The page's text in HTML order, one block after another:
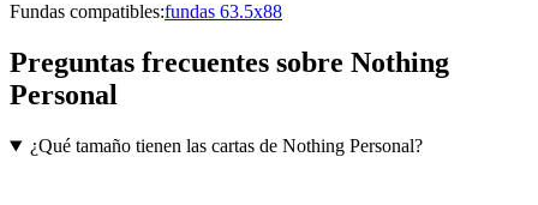
Fundas compatibles:fundas 63.5x88
Preguntas frecuentes sobre Nothing
Personal
¿Qué tamaño tienen las cartas de Nothing Personal?